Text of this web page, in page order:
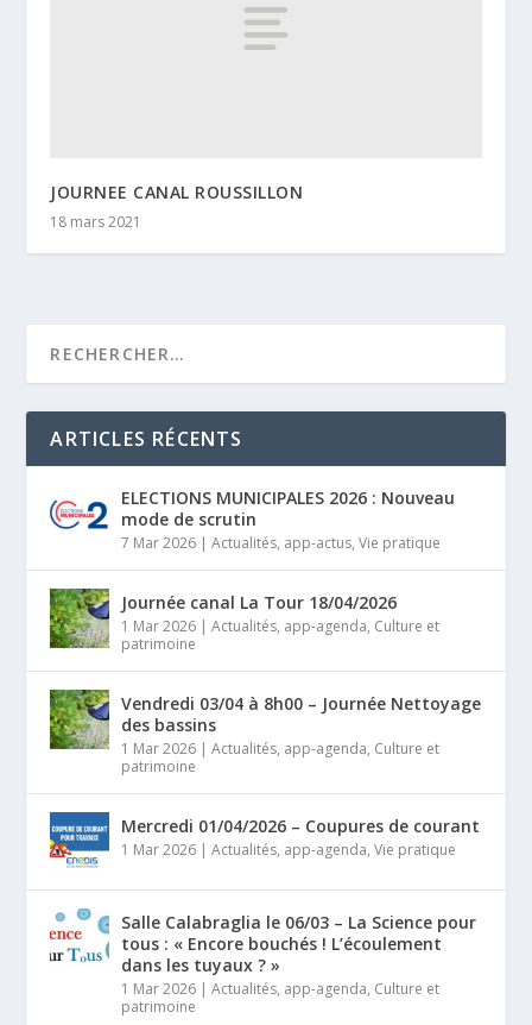
JOURNEE CANAL ROUSSILLON
18 mars 2021
ARTICLES RÉCENTS
ELECTIONS MUNICIPALES 2026 : Nouveau
mode de scrutin
7 Mar 2026 |Actualités, app-actus,Vie pratique
Journée canal La Tour 18/04/2026
1 Mar 2026 |Actualités, app-agenda, Culture et
patrimoine
Vendredi 03/04 à 8h00 – Journée Nettoyage
des bassins
1 Mar 2026 |Actualités, app-agenda, Culture et
patrimoine
Mercredi 01/04/2026 – Coupures de courant
1 Mar 2026 |Actualités, app-agenda,Vie pratique
Salle Calabraglia le 06/03 – La Science pour
tous : « Encore bouchés ! L’écoulement
dans les tuyaux ? »
1 Mar 2026 |Actualités, app-agenda, Culture et
patrimoine